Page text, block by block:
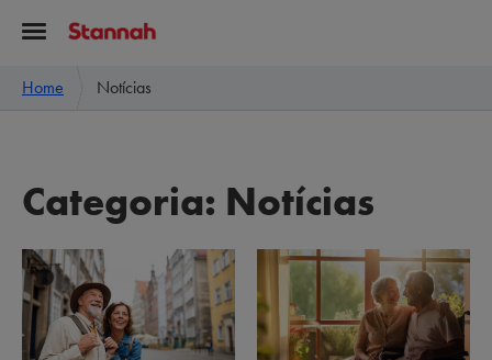
Home Notícias
Categoria: Notícias